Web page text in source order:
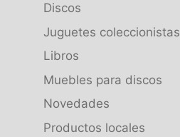
Discos
Juguetes coleccionistas
Libros
Muebles para discos
Novedades
Productos locales